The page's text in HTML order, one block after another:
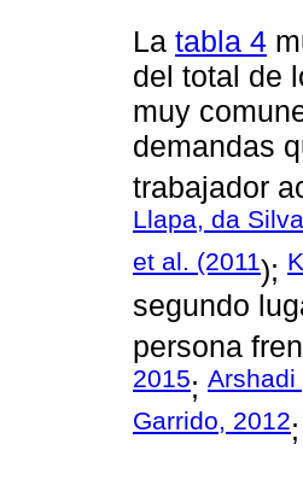
La tabla 4
del total de
muy
demandas
trabajador
Llapa, da
et al. (2011);
segundo
persona
2015; Arshadi
Garrido, 2012;